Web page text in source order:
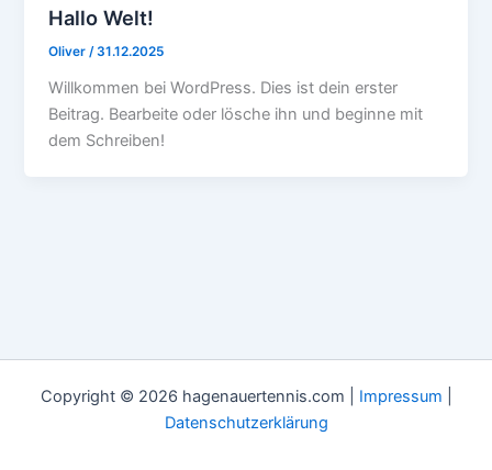
Hallo Welt!
Oliver /31.12.2025
Willkommen bei WordPress. Dies ist dein erster
Beitrag. Bearbeite oder lösche ihn und beginne mit
dem Schreiben!
Copyright © 2026 hagenauertennis.com | Impressum
Datenschutzerklärung